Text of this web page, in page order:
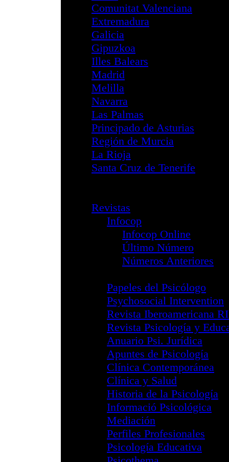
Boletines
Servicios
Acreditaciones
FOCAD
Correo
Configuración
Cambio de
Spam
Cursos y
Miembro
Reglamento
Reglamento
Formulario
Ventanilla Única
Archivo
Canal YouTube
STOP Intrusismo
Telepsicología -